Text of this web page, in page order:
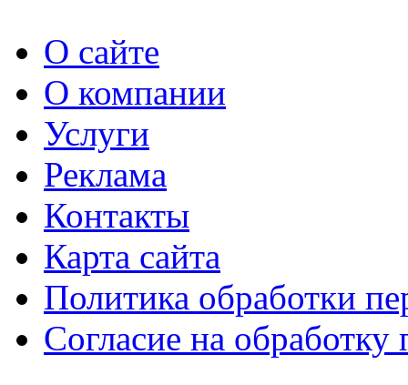
О сайте
О компании
Услуги
Реклама
Контакты
Карта сайта
Политика обработки
Согласие на